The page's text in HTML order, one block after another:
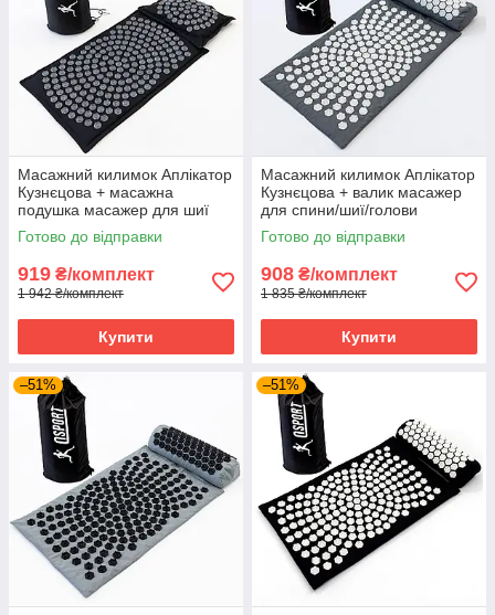
Масажний килимок Аплікатор
Кузнєцова + масажна
подушка масажер для шиї
OSPORT Lotus Mat Eco (apl-
020) Чорно-сірий
Готово до відправки
919 ₴/комплект
1 942 ₴/комплект
Купити
Масажний килимок Аплікатор
Кузнєцова + валик масажер
для спини/шиї/голови
OSPORT Lotus Sun Mat Eco
(apl-029) Сіро-білий
Готово до відправки
908 ₴/комплект
1 835 ₴/комплект
Купити
–51% –51%